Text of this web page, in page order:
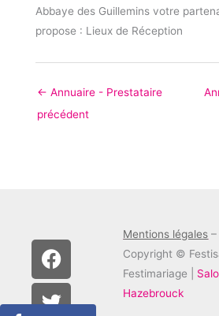
Abbaye des Guillemins votre
propose : Lieux de Réception
← Annuaire - Prestataire
précédent
F
a
c
e
T
w
i
t
I
n
s
t
Mentions légales –
Copyright ©
Festimariage |
Hazebrouck